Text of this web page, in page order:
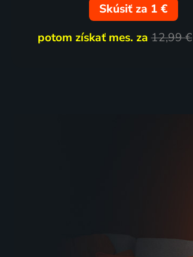
Skúsiť za 1 €
potom získať mes. za12,99 €